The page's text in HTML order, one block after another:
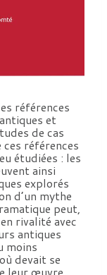
références
et
de cas
références
étudiées : les
ainsi
explorés
d’un mythe
peut,
rivalité avec
antiques
moins
devait se